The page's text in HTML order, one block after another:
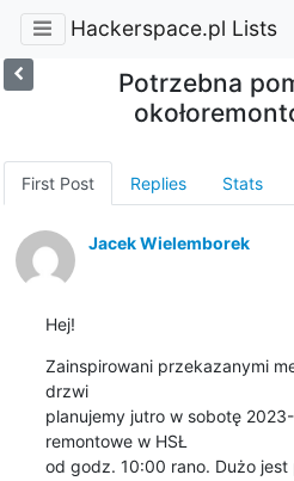
Hackerspace.pl Lists
Potrzebna
First Post Replies Stats
Jacek Wielemborek
Hej!
Zainspirowani przekazanymi
drzwi
planujemy jutro w sobotę
remontowe w HSŁ
od godz. 10:00 rano. Dużo